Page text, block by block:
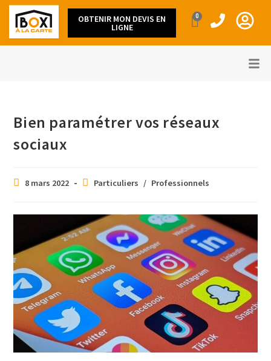
OBTENIR MON DEVIS EN
LIGNE
0
Bien paramétrer vos réseaux
sociaux
8 mars 2022 Particuliers / Professionnels